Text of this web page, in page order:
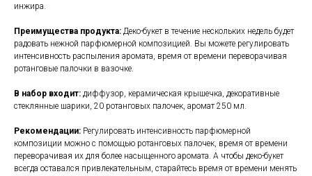
инжира.
Преимущества продукта: Деко-букет в течение нескольких недель будет
радовать нежной парфюмерной композицией. Вы можете регулировать
интенсивность распыления аромата, время от времени переворачивая
ротанговые палочки в вазочке.
В набор входит: диффузор, керамическая крышечка, декоративные
стеклянные шарики, 20 ротанговых палочек, аромат 250 мл.
Рекомендации: Регулировать интенсивность парфюмерной
композиции можно с помощью ротанговых палочек, время от времени
переворачивая их для более насыщенного аромата. А чтобы деко-букет
всегда оставался привлекательным, старайтесь время от времени менять